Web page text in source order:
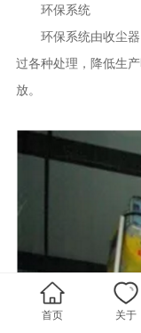
环保系统
环保系统由收尘器
过各种处理，降低生
放。
首页 关于